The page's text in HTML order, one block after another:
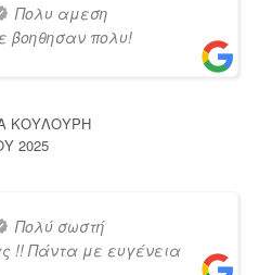
Πολυ αμεση
βοηθησαν πολυ!
ΚΟΥΛΟΥΡΗ
2025
Πολύ σωστή
!! Πάντα με ευγένεια